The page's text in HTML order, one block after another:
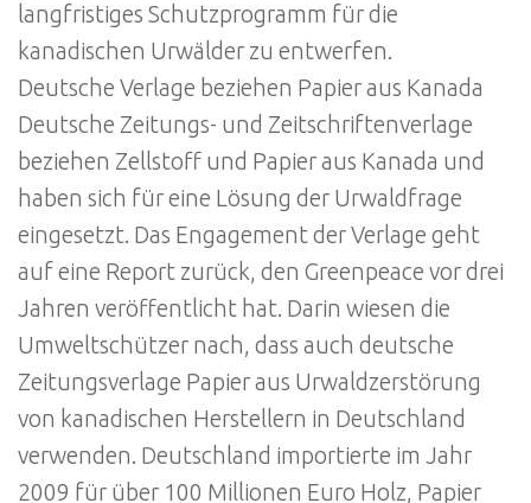
langfristiges Schutzprogramm für die
kanadischen Urwälder zu entwerfen.
Deutsche Verlage beziehen Papier aus Kanada
Deutsche Zeitungs- und Zeitschriftenverlage
beziehen Zellstoff und Papier aus Kanada und
haben sich für eine Lösung der Urwaldfrage
eingesetzt. Das Engagement der Verlage geht
auf eine Report zurück, den Greenpeace vor drei
Jahren veröffentlicht hat. Darin wiesen die
Umweltschützer nach, dass auch deutsche
Zeitungsverlage Papier aus Urwaldzerstörung
von kanadischen Herstellern in Deutschland
verwenden. Deutschland importierte im Jahr
2009 für über 100 Millionen Euro Holz, Papier